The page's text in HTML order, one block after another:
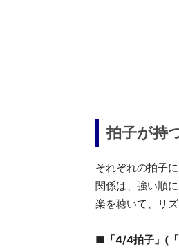
拍子が持
それぞれの拍子
関係は、強い順
楽を聴いて、リ
■「4/4拍子」(